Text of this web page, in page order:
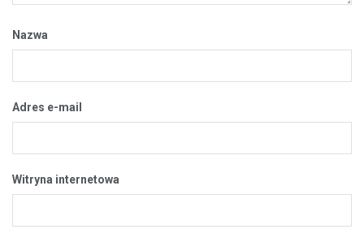
Nazwa
Adres e-mail
Witryna internetowa